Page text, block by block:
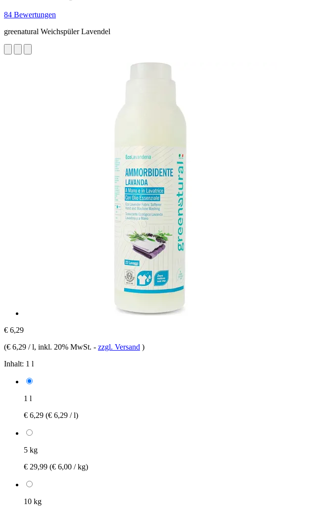
84 Bewertungen
greenatural Weichspüler Lavendel
€ 6,29
(€ 6,29 / l, inkl. 20% MwSt. - zzgl. Versand )
Inhalt: 1 l
1 l
€ 6,29 (€ 6,29 / l)
5 kg
€ 29,99 (€ 6,00 / kg)
10 kg